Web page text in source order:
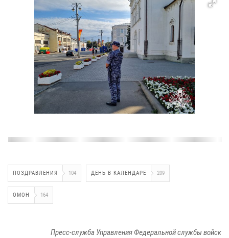
ПОЗДРАВЛЕНИЯ 104 ДЕНЬ В КАЛЕНДАРЕ 209
ОМОН 164
Пресс-служба Управления Федеральной службы войск